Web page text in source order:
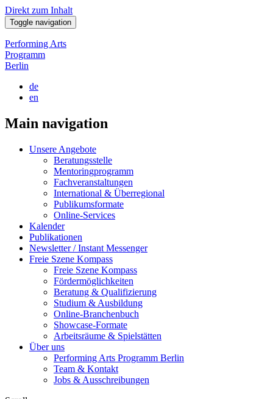
Direkt zum Inhalt
Toggle navigation
Performing Arts
Programm
Berlin
de
en
Main navigation
Unsere Angebote
Beratungsstelle
Mentoringprogramm
Fachveranstaltungen
International & Überregional
Publikumsformate
Online-Services
Kalender
Publikationen
Newsletter / Instant Messenger
Freie Szene Kompass
Freie Szene Kompass
Fördermöglichkeiten
Beratung & Qualifizierung
Studium & Ausbildung
Online-Branchenbuch
Showcase-Formate
Arbeitsräume & Spielstätten
Über uns
Performing Arts Programm Berlin
Team & Kontakt
Jobs & Ausschreibungen